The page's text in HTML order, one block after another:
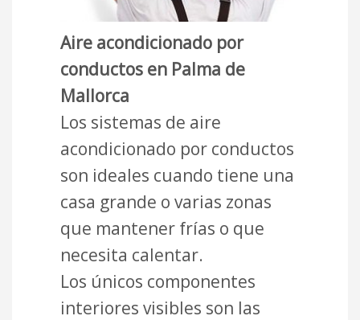
Aire acondicionado por
conductos en Palma de
Mallorca
Los sistemas de aire
acondicionado por conductos
son ideales cuando tiene una
casa grande o varias zonas
que mantener frías o que
necesita calentar.
Los únicos componentes
interiores visibles son las